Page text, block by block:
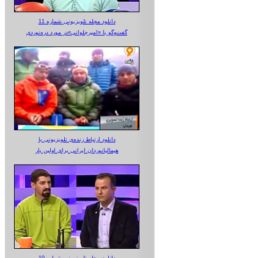
دانلود مجله تلویزیونی شماره 11
گفت‌وگو با «امیرجلوانی»در مورد دره‌نوردی
دانلود ارتباط زنده‌ی تلویزیونی‌ با
هیمالیانوردان ایرانی برای اولین بار